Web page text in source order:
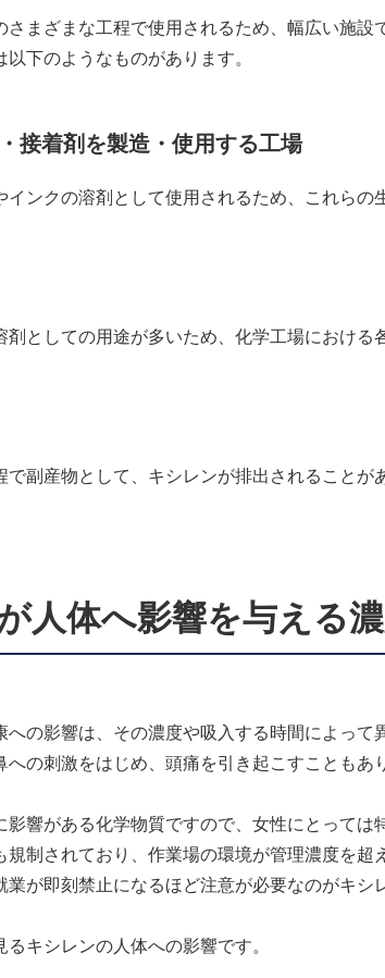
さまざまな工程で使用されるため、幅広い施設
下のようなものがあります。
接着剤を製造・使用する工場
インクの溶剤として使用されるため、これらの
剤としての用途が多いため、化学工場における
で副産物として、キシレンが排出されることが
人体へ影響を与える
への影響は、その濃度や吸入する時間によって
への刺激をはじめ、頭痛を引き起こすこともあ
影響がある化学物質ですので、女性にとっては
規制されており、作業場の環境が管理濃度を超
が即刻禁止になるほど注意が必要なのがキシ
るキシレンの人体への影響です。